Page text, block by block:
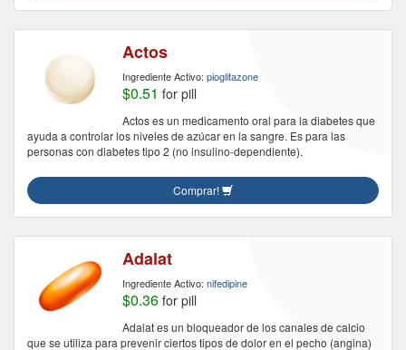
Actos
Ingrediente Activo: pioglitazone
$0.51 for pill
Actos es un medicamento oral para la diabetes que
ayuda a controlar los niveles de azúcar en la sangre. Es para las
personas con diabetes tipo 2 (no insulino-dependiente).
Comprar!
Adalat
Ingrediente Activo: nifedipine
$0.36 for pill
Adalat es un bloqueador de los canales de calcio
que se utiliza para prevenir ciertos tipos de dolor en el pecho (angina)